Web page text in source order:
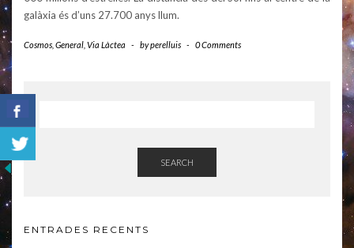
galàxia és d’uns 27.700 anys llum.
Cosmos General Via Làctea - byperelluis - 0 Comments
SEARCH
ENTRADES RECENTS